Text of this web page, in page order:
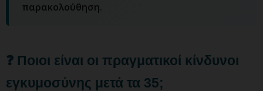
παρακολούθηση.
❓ Ποιοι είναι οι πραγματικοί κίνδυνοι
εγκυμοσύνης μετά τα 35;